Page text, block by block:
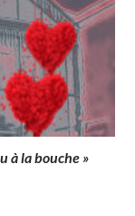
à la bouche »